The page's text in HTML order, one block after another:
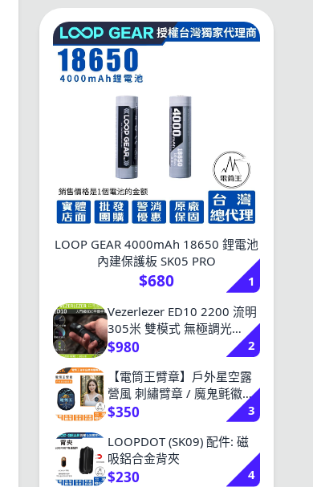
LOOP GEAR 4000mAh 18650 鋰電池
內建保護板 SK05 PRO
$680
1
Vezerlezer ED10 2200 流明
305米 雙模式 無極調光
USB-C 平價高亮度入門手電
$980
2
【電筒王臂章】戶外星空露
營風 刺繡臂章 / 魔鬼氈徽章
/ 戰術背包服飾配件
$350
3
LOOPDOT (SK09) 配件: 磁
吸鋁合金背夾
$230
4